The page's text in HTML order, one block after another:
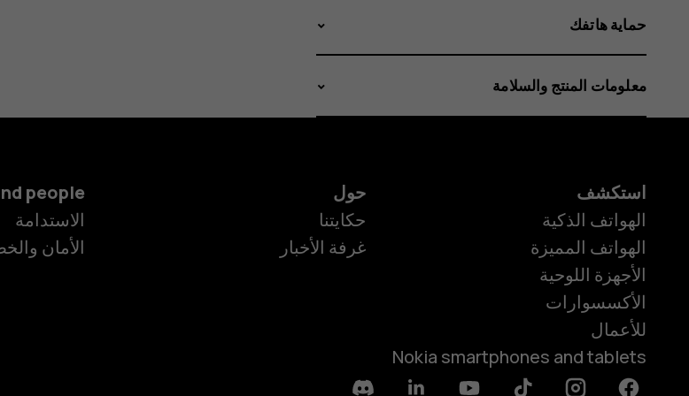
الهواتف
حماية هاتفك
معلومات المنتج والسلامة
استكشف
الهواتف الذكية
الهواتف المميزة
الأجهزة اللوحية
الأكسسوارات
للأعمال
Nokia smartphones and tablets
حول
حكايتنا
غرفة الأخبار
people
الاستدامة
الأمان